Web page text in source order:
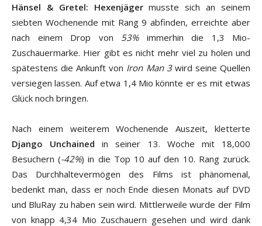
Hänsel & Gretel: Hexenjägermusste sich an seinem
siebten Wochenende mit Rang 9 abfinden, erreichte aber
nach einem Drop von 53%immerhin die 1,3 Mio-
Zuschauermarke. Hier gibt es nicht mehr viel zu holen und
spätestens die Ankunft von Iron Man 3wird seine Quellen
versiegen lassen. Auf etwa 1,4 Mio könnte er es mit etwas
Glück noch bringen.
Nach einem weiterem Wochenende Auszeit, kletterte
Django Unchained in seiner 13. Woche mit 18,000
Besuchern (-42%) in die Top 10 auf den 10. Rang zurück.
Das Durchhaltevermögen des Films ist phänomenal,
bedenkt man, dass er noch Ende diesen Monats auf DVD
und BluRay zu haben sein wird. Mittlerweile wurde der Film
von knapp 4,34 Mio Zuschauern gesehen und wird dank